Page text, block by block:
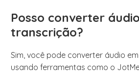
Posso converter
transcrição?
Sim, você pode converter áudio
usando ferramentas como o